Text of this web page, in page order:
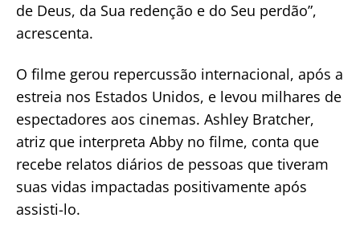
de Deus, da Sua redenção e do Seu perdão”,
acrescenta.
O filme gerou repercussão internacional, após a
estreia nos Estados Unidos, e levou milhares de
espectadores aos cinemas. Ashley Bratcher,
atriz que interpreta Abby no filme, conta que
recebe relatos diários de pessoas que tiveram
suas vidas impactadas positivamente após
assisti-lo.